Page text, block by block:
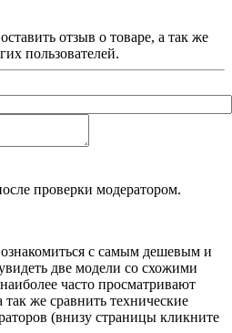
отзыв о товаре, а так же
пользователей.
проверки модератором.
с самым дешевым и
две модели со схожими
часто просматривают
так же сравнить технические
(внизу страницы кликните